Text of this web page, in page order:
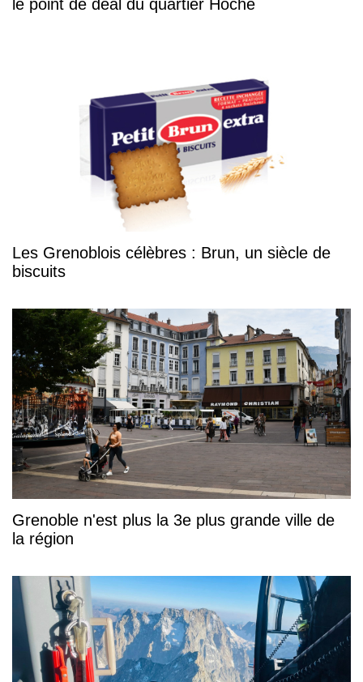
le point de deal du quartier Hoche
Les Grenoblois célèbres : Brun, un siècle de
biscuits
Grenoble n'est plus la 3e plus grande ville de
la région